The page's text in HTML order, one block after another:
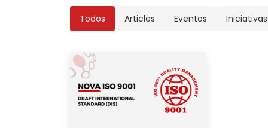
Todos Articles Eventos Iniciativas